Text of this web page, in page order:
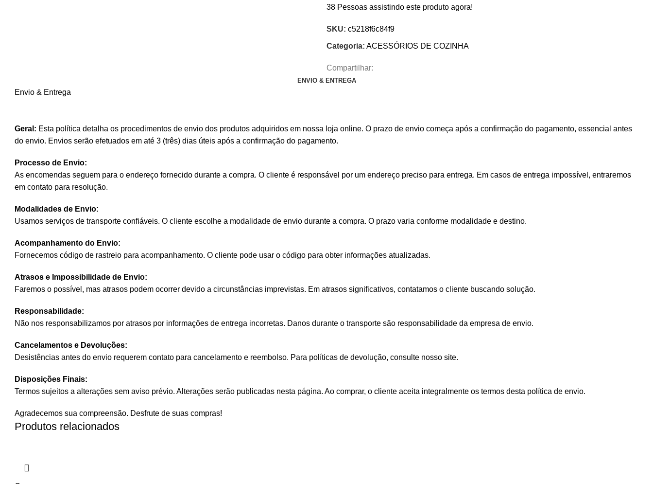
38 Pessoas assistindo este produto agora!
SKU: c5218f6c84f9
Categoria: ACESSÓRIOS DE COZINHA
Compartilhar:
ENVIO & ENTREGA
Envio & Entrega
Geral: Esta política detalha os procedimentos de envio dos produtos adquiridos em nossa loja online. O prazo de envio começa após a confirmação do pagamento, essencial antes
do envio. Envios serão efetuados em até 3 (três) dias úteis após a confirmação do pagamento.
Processo de Envio:
As encomendas seguem para o endereço fornecido durante a compra. O cliente é responsável por um endereço preciso para entrega. Em casos de entrega impossível, entraremos
em contato para resolução.
Modalidades de Envio:
Usamos serviços de transporte confiáveis. O cliente escolhe a modalidade de envio durante a compra. O prazo varia conforme modalidade e destino.
Acompanhamento do Envio:
Fornecemos código de rastreio para acompanhamento. O cliente pode usar o código para obter informações atualizadas.
Atrasos e Impossibilidade de Envio:
Faremos o possível, mas atrasos podem ocorrer devido a circunstâncias imprevistas. Em atrasos significativos, contatamos o cliente buscando solução.
Responsabilidade:
Não nos responsabilizamos por atrasos por informações de entrega incorretas. Danos durante o transporte são responsabilidade da empresa de envio.
Cancelamentos e Devoluções:
Desistências antes do envio requerem contato para cancelamento e reembolso. Para políticas de devolução, consulte nosso site.
Disposições Finais:
Termos sujeitos a alterações sem aviso prévio. Alterações serão publicadas nesta página. Ao comprar, o cliente aceita integralmente os termos desta política de envio.
Agradecemos sua compreensão. Desfrute de suas compras!
Produtos relacionados